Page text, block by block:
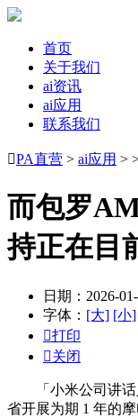
首页
关于我们
ai资讯
ai应用
联系我们
PA直营 > ai应用 >
而包罗
持正在目
日期：2026-
字体： [大] [小]
打印
关闭
「小米公司讲话
省开展为期 1 年的